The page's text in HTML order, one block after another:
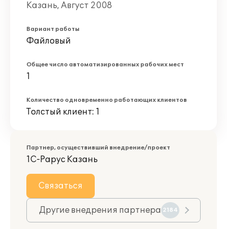
Казань, Август 2008
Вариант работы
Файловый
Общее число автоматизированных рабочих мест
1
Количество одновременно работающих клиентов
Толстый клиент: 1
Партнер, осуществивший внедрение/проект
1С-Рарус Казань
Связаться
Другие внедрения партнера 2184